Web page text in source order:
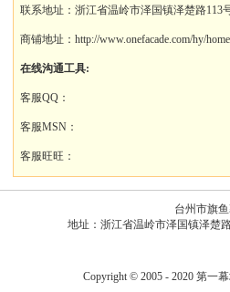
联系地址：浙江省温岭市泽国镇泽楚路113
商铺地址：http://www.onefacade.com/hy/
在线沟通工具:
客服QQ：
客服MSN：
客服旺旺：
台州市旗
地址：浙江省温岭市泽国镇泽楚
Copyright © 2005 - 2020 第一